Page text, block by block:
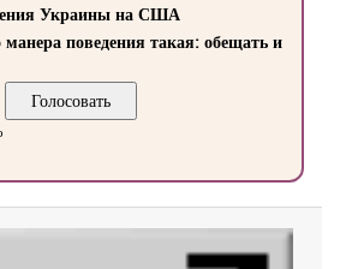
Украины на США
манера поведения такая: обещать и